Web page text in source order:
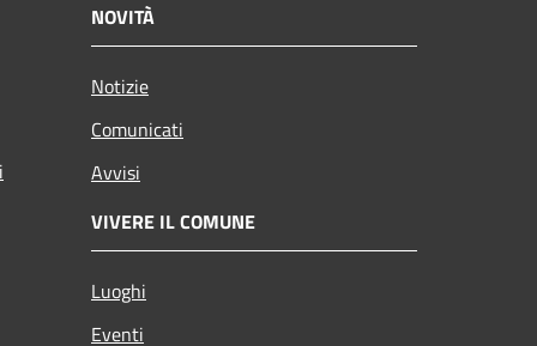
NOVITÀ
Notizie
Comunicati
Avvisi
VIVERE IL COMUNE
Luoghi
Eventi